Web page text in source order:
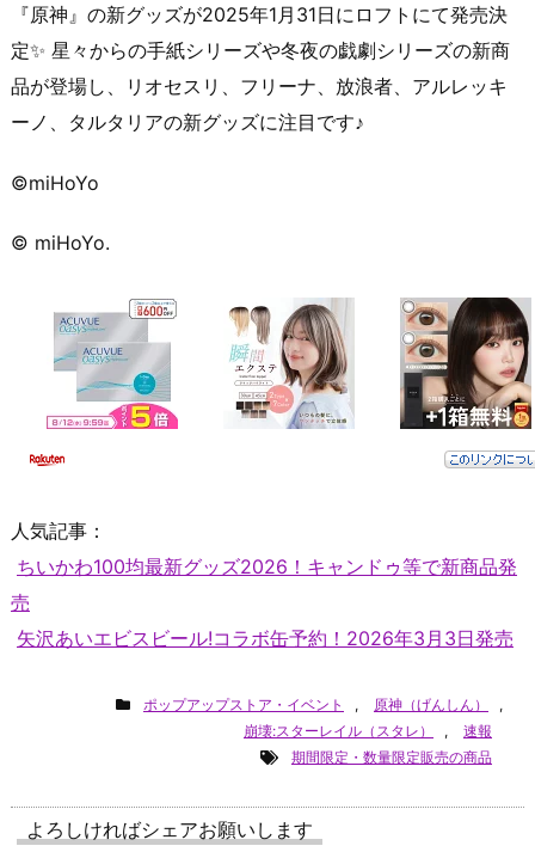
『原神』の新グッズが2025年1月31日にロフトにて発売決
定✨ 星々からの手紙シリーズや冬夜の戯劇シリーズの新商
品が登場し、リオセスリ、フリーナ、放浪者、アルレッキ
ーノ、タルタリアの新グッズに注目です♪
©miHoYo
© miHoYo.
人気記事：
ちいかわ100均最新グッズ2026！キャンドゥ等で新商品発
売
矢沢あいエビスビール!コラボ缶予約！2026年3月3日発売
ポップアップストア・イベント , 原神（げんしん）
,
崩壊:スターレイル（スタレ）
,
速報
期間限定・数量限定販売の商品
よろしければシェアお願いします